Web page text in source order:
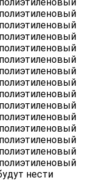
нести